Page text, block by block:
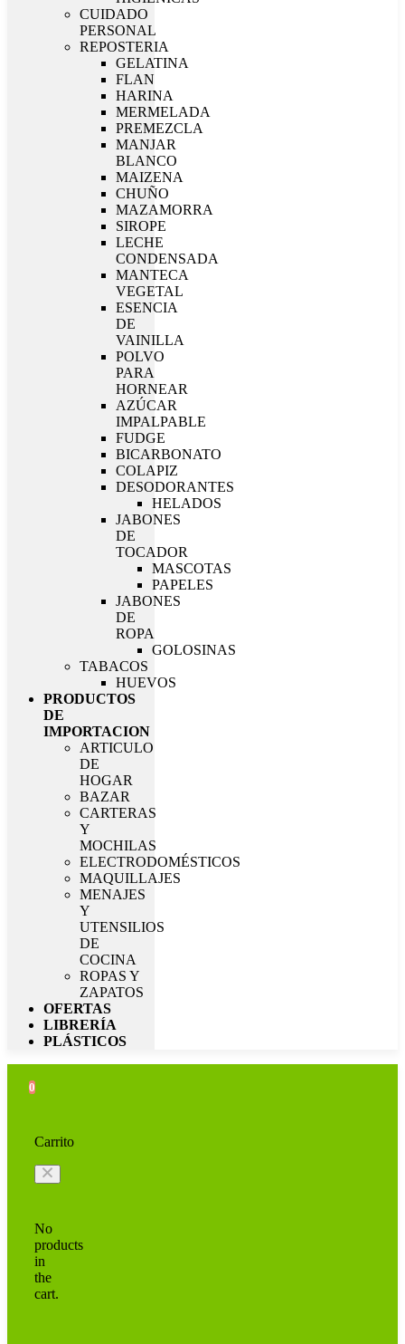
CUIDADO
PERSONAL
REPOSTERIA
GELATINA
FLAN
HARINA
MERMELADA
PREMEZCLA
MANJAR
BLANCO
MAIZENA
CHUÑO
MAZAMORRA
SIROPE
LECHE
CONDENSADA
MANTECA
VEGETAL
ESENCIA
DE
VAINILLA
POLVO
PARA
HORNEAR
AZÚCAR
IMPALPABLE
FUDGE
BICARBONATO
COLAPIZ
DESODORANTES
HELADOS
JABONES
DE
TOCADOR
MASCOTAS
PAPELES
JABONES
DE
ROPA
GOLOSINAS
TABACOS
HUEVOS
PRODUCTOS
DE
IMPORTACION
ARTICULO
DE
HOGAR
BAZAR
CARTERAS
Y
MOCHILAS
ELECTRODOMÉSTICOS
MAQUILLAJES
MENAJES
Y
UTENSILIOS
DE
COCINA
ROPAS Y
ZAPATOS
OFERTAS
LIBRERÍA
PLÁSTICOS
0
Carrito
No
products
in
the
cart.